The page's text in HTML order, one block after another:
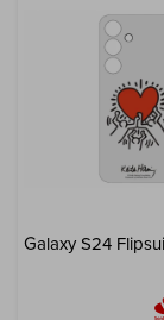
Galaxy S24